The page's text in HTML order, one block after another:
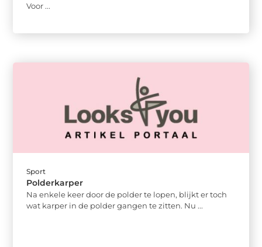
Voor ...
Sport
Polderkarper
Na enkele keer door de polder te lopen, blijkt er toch
wat karper in de polder gangen te zitten. Nu ...